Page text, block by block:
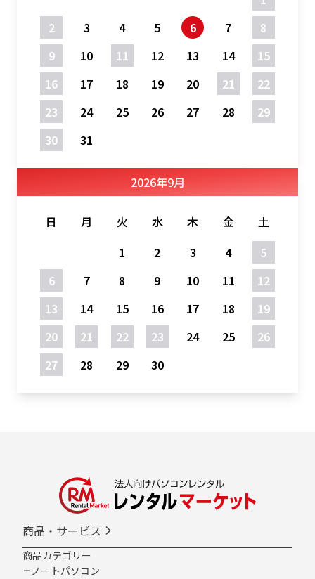
2
3 4 5 6 7
8
9
10 11 12 13 14
15
16
17 18 19 20 21
22
23
24 25 26 27 28
29
30
31
2026年9月
日 月 火 水 木 金
土
1
2 3 4
5
6
7 8 9 10 11
12
13
14 15 16 17 18
19
20
21 22 23 24 25
26
27
28 29 30
商品・サービス
商品カテゴリー
ノートパソコン